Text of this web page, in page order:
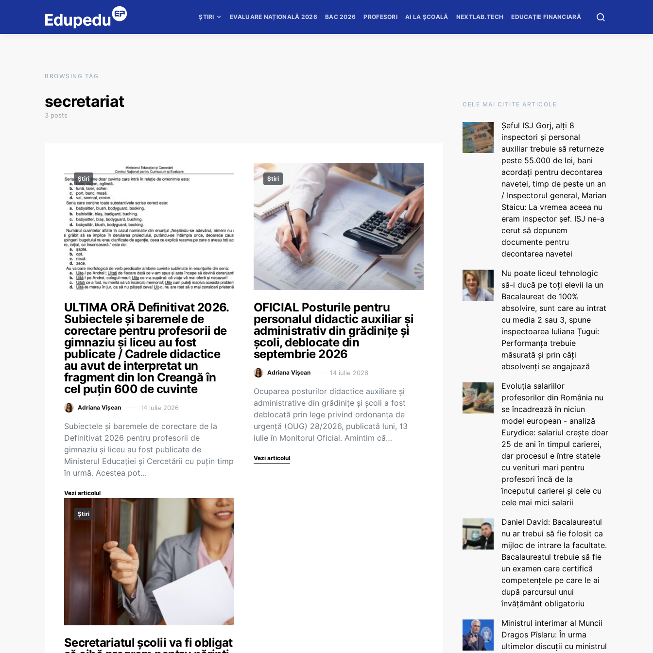
ȘTIRI EVALUARE NAȚIONALĂ 2026 BAC 2026 PROFESORI AI LA ȘCOALĂ NEXTLAB.TECH EDUCAȚIE FINANCIARĂ
BROWSING TAG
secretariat
3 posts
Știri
ULTIMA ORĂ Definitivat 2026.
Subiectele și baremele de
corectare pentru profesorii de
gimnaziu și liceu au fost
publicate / Cadrele didactice
au avut de interpretat un
fragment din Ion Creangă în
cel puțin 600 de cuvinte
Adriana Vișean 14 iulie 2026
Subiectele și baremele de corectare de la
Definitivat 2026 pentru profesorii de
gimnaziu și liceu au fost publicate de
Ministerul Educației și Cercetării cu puțin timp
în urmă. Acestea pot…
Vezi articolul
Știri
OFICIAL Posturile pentru
personalul didactic auxiliar și
administrativ din grădinițe și
școli, deblocate din
septembrie 2026
Adriana Vișean 14 iulie 2026
Ocuparea posturilor didactice auxiliare și
administrative din grădinițe și școli a fost
deblocată prin lege privind ordonanța de
urgență (OUG) 28/2026, publicată luni, 13
iulie în Monitorul Oficial. Amintim că…
Vezi articolul
Știri
Secretariatul școlii va fi obligat
CELE MAI CITITE ARTICOLE
Șeful ISJ Gorj, alți 8
inspectori și personal
auxiliar trebuie să returneze
peste 55.000 de lei, bani
acordați pentru decontarea
navetei, timp de peste un an
/ Inspectorul general, Marian
Staicu: La vremea aceea nu
eram inspector șef. ISJ ne-a
cerut să depunem
documente pentru
decontarea navetei
Nu poate liceul tehnologic
să-i ducă pe toți elevii la un
Bacalaureat de 100%
absolvire, sunt care au intrat
cu media 2 sau 3, spune
inspectoarea Iuliana Țugui:
Performanța trebuie
măsurată și prin câți
absolvenți se angajează
Evoluția salariilor
profesorilor din România nu
se încadrează în niciun
model european - analiză
Eurydice: salariul crește doar
25 de ani în timpul carierei,
dar procesul e între statele
cu venituri mari pentru
profesori încă de la
începutul carierei și cele cu
cele mai mici salarii
Daniel David: Bacalaureatul
nu ar trebui să fie folosit ca
mijloc de intrare la facultate.
Bacalaureatul trebuie să fie
un examen care certifică
competențele pe care le ai
după parcursul unui
învățământ obligatoriu
Ministrul interimar al Muncii
Dragos Pîslaru: În urma
ultimelor discuții cu ministrul